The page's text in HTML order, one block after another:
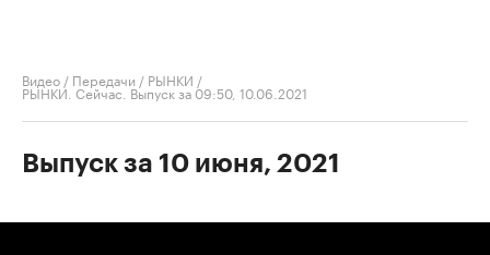
Видео / Передачи / РЫНКИ /
РЫНКИ. Сейчас. Выпуск за 09:50, 10.06.2021
Выпуск за 10 июня, 2021